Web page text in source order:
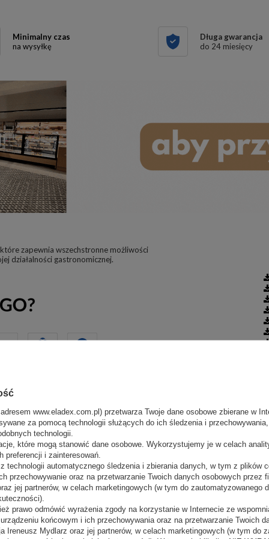
Minimalny czas
na wysyłkę
Długa gwarancja
do 24 miesięcy
zapewnia wszechstronne możliwości
działalności gastronomicznej.
eleganckim designem i zapewniajądoskonałą
konstrukcją,ułatwia ekspozycjęidostęp do
RCh-1/C5 970 to regał chłodniczy, który
różnorodnych produktów w odpowiednich
do eksponowania pieczywa,podkreślając
dla lodów, która gwarantuje ich
. Wn5Lx Lynx 970 łączy funkcjonalność z
zestawu.
www.eladex.com.pl) przetwarza Twoje dane osobowe zbierane w
za pomocą technologii służących do ich śledzenia i
technologii.
które mogą stanowić dane osobowe. Wykorzystujemy je w celach
preferencji i zainteresowań.
technologii automatycznego śledzenia i zbierania danych, w tym z plików
przechowywanie oraz na przetwarzanie Twoich danych osobowych przez
jej partnerów, w celach marketingowych (w tym do zautomatyzowanego
prawo odmówić wyrażenia zgody na korzystanie w Internecie ze
końcowym i ich przechowywania oraz na przetwarzanie Twoich
Ireneusz Mydlarz oraz jej partnerów, w celach marketingowych (w tym do